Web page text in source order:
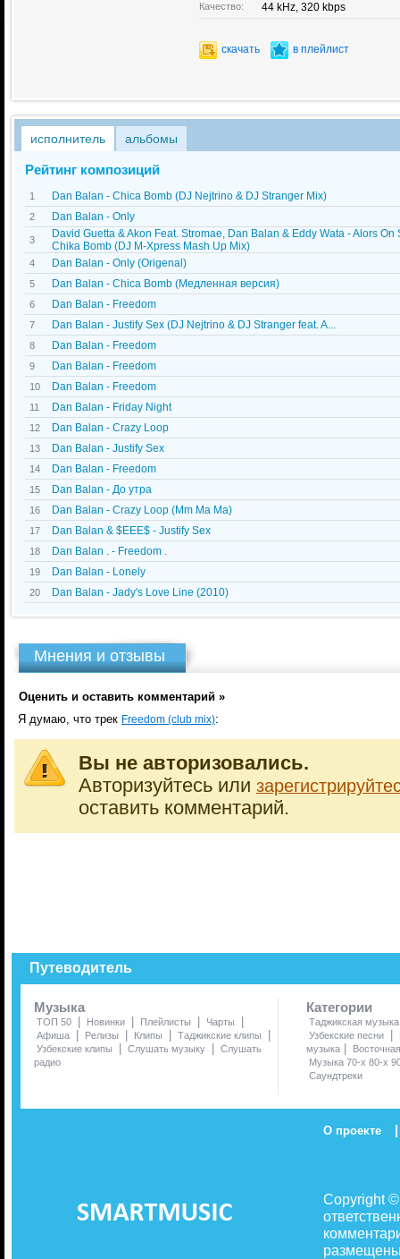
Качество: 44 kHz, 320 kbps
скачать в плейлист
исполнитель альбомы
Рейтинг композиций
1 Dan Balan - Chica Bomb (DJ Nejtrino & DJ Stranger Mix)
2 Dan Balan - Only
3
David Guetta & Akon Feat. Stromae, Dan Balan & Eddy Wata - Alors On
Chika Bomb (DJ M-Xpress Mash Up Mix)
4 Dan Balan - Only (Origenal)
5 Dan Balan - Chica Bomb (Медленная версия)
6 Dan Balan - Freedom
7 Dan Balan - Justify Sex (DJ Nejtrino & DJ Stranger feat. A...
8 Dan Balan - Freedom
9 Dan Balan - Freedom
10 Dan Balan - Freedom
11 Dan Balan - Friday Night
12 Dan Balan - Crazy Loop
13 Dan Balan - Justify Sex
14 Dan Balan - Freedom
15 Dan Balan - До утра
16 Dan Balan - Crazy Loop (Mm Ma Ma)
17 Dan Balan & $EEE$ - Justify Sex
18 Dan Balan . - Freedom .
19 Dan Balan - Lonely
20 Dan Balan - Jady's Love Line (2010)
Мнения и отзывы
Оценить и оставить комментарий »
Я думаю, что трек Freedom (club mix):
Вы не авторизовались.
Авторизуйтесь или
оставить комментарий.
Путеводитель
Музыка
ТОП 50 | Новинки | Плейлисты | Чарты |
Афиша | Релизы | Клипы | Таджикские клипы |
Узбекские клипы | Слушать музыку | Слушать
радио
Категории
Таджикская музыка
Узбекские песни
|
музыка |
Музыка 70-х 80-х
Саундтреки
О проекте |
Copyright
размещены